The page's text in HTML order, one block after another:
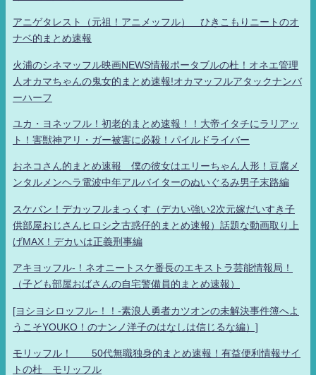
アニゲタレスト（元祖！アニメッフル） ひきこもりニートのオ
ナベ的まとめ速報
火浦のシネマッフル映画NEWS情報ポータブルの杜！オネエ管理
人オカマちゃんの鬼女的まとめ速報!オカマッフルアタックナンバ
ーハーフ
ユカ・ヨネッフル！初老的まとめ速報！！大帝イタチにラリアッ
ト！害獣神アリ・ガー被害に必殺！パイルドライバー
おネコさん的まとめ速報 僕の彼女はエリーちゃん人形！豆腐メ
ンタルメンヘラ電波中年アルバイターのぬいぐるみ男子末路編
スケバン！デカッフルまっくす（デカい強い2次元嫁だいすき子
供部屋おじさんヒロシ之古惑仔的まとめ速報）話題な動画取り上
げMAX！デカいは正義刑事編
アキヨッフル-！ネオニートスケ番長のエキストラ芸能情報局！
（子ども部屋おばさんの自宅警備員的まとめ速報）
[ヨシヨシロッフル-！！-素浪人勇者カツオンの未解決事件簿へよ
うこそYOUKO！のナンノ洋子のはなしは信じるな編）]
モリッフル！ 50代無職独身的まとめ速報！有益便利情報サイ
トの杜 モリッフル